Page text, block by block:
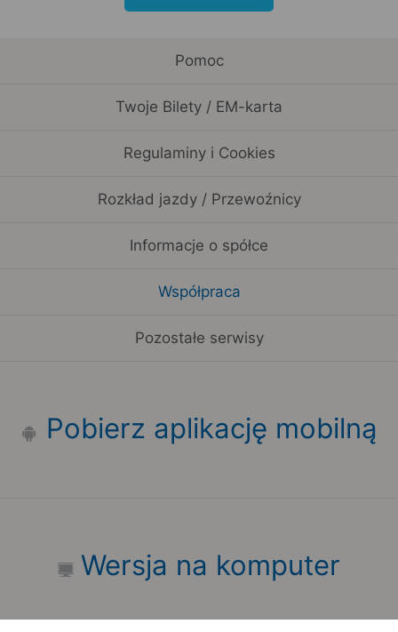
Pomoc
Twoje Bilety / EM-karta
Regulaminy i Cookies
Rozkład jazdy / Przewoźnicy
Informacje o spółce
Współpraca
Pozostałe serwisy
Pobierz aplikację mobilną
Wersja na komputer